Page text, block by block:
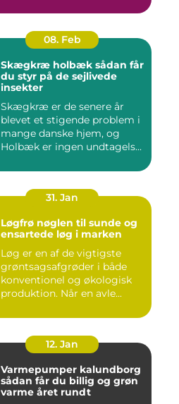
08. Feb
Skægkræ holbæk sådan får
du styr på de sejlivede
insekter
Skægkræ er de senere år
blevet et stigende problem i
mange danske hjem, og
Holbæk er ingen undtagels...
31. Jan
Løgfrø nøglen til sunde og
ensartede løg i marken
Løg er en af de vigtigste
grøntsagsafgrøder i både
konventionel og økologisk
produktion. Når en avle...
12. Jan
Varmepumper kalundborg
sådan får du billig og grøn
varme året rundt